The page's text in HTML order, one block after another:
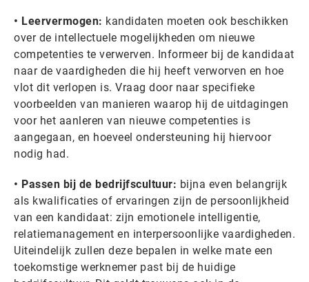
• Leervermogen: kandidaten moeten ook beschikken
over de intellectuele mogelijkheden om nieuwe
competenties te verwerven. Informeer bij de kandidaat
naar de vaardigheden die hij heeft verworven en hoe
vlot dit verlopen is. Vraag door naar specifieke
voorbeelden van manieren waarop hij de uitdagingen
voor het aanleren van nieuwe competenties is
aangegaan, en hoeveel ondersteuning hij hiervoor
nodig had.
• Passen bij de bedrijfscultuur: bijna even belangrijk
als kwalificaties of ervaringen zijn de persoonlijkheid
van een kandidaat: zijn emotionele intelligentie,
relatiemanagement en interpersoonlijke vaardigheden.
Uiteindelijk zullen deze bepalen in welke mate een
toekomstige werknemer past bij de huidige